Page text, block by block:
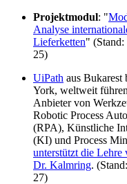
Projektmodul: "
Analyse
Lieferketten"
25)
UiPath aus Bukarest
York, weltweit
Anbieter von
Robotic Process
(RPA), Künstliche
(KI) und Process
unterstützt die Lehre
Dr. Kalmring.
27)